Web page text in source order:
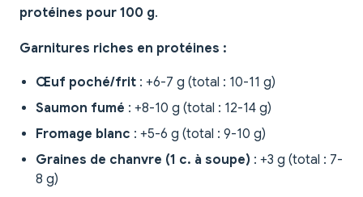
protéines pour 100 g.
Garnitures riches en protéines :
Œuf poché/frit : +6-7 g (total : 10-11 g)
Saumon fumé : +8-10 g (total : 12-14 g)
Fromage blanc : +5-6 g (total : 9-10 g)
Graines de chanvre (1 c. à soupe) : +3 g (total : 7-
8 g)